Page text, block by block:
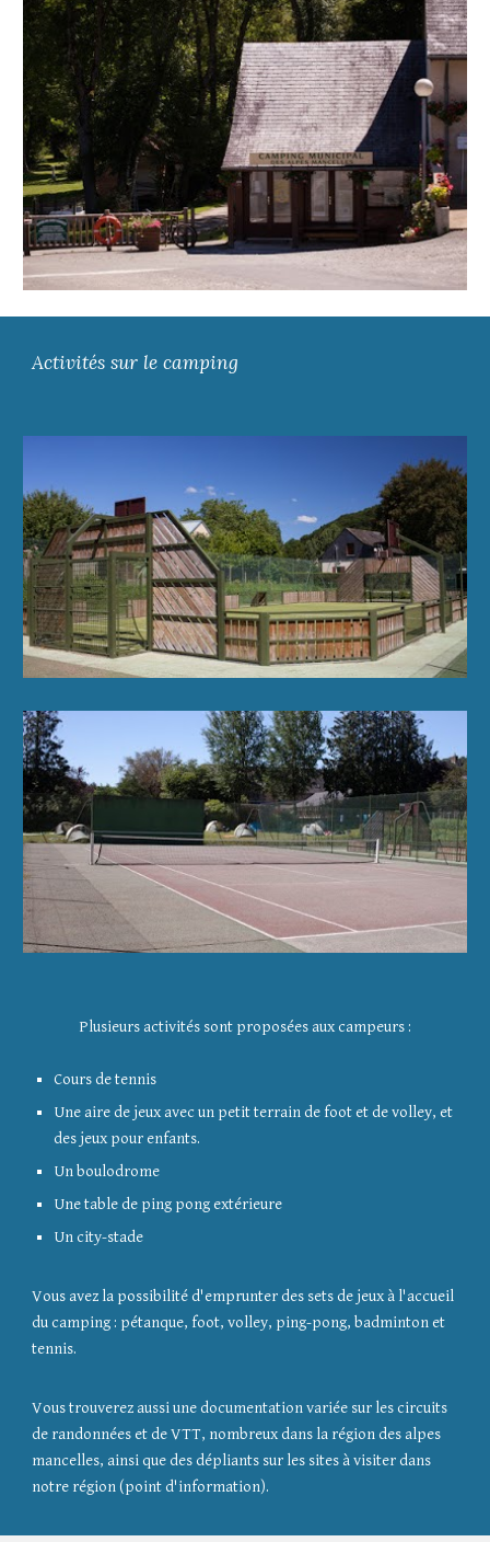
Activités sur le camping
Plusieurs activités sont proposées aux campeurs :
Cours de tennis
Une aire de jeux avec un petit terrain de foot et de volley, et
des jeux pour enfants.
Un boulodrome
Une table de ping pong extérieure
Un city-stade
Vous avez la possibilité d'emprunter des sets de jeux à l'accueil
du camping : pétanque, foot, volley, ping-pong, badminton et
tennis.
Vous trouverez aussi une documentation variée sur les circuits
de randonnées et de VTT, nombreux dans la région des alpes
mancelles, ainsi que des dépliants sur les sites à visiter dans
notre région (point d'information).